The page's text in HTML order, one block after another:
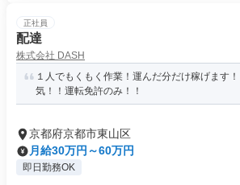
正社員
配達
株式会社 DASH
１人でもくもく作業！運んだ分だけ稼げます
気！！運転免許のみ！！
京都府京都市東山区
月給30万円～60万円
即日勤務OK